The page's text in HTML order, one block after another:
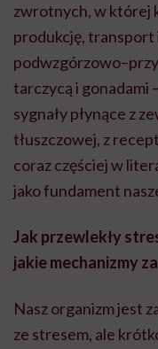
zwrotnych, w której
produkcję, transport
tarczycą i gonadami
sygnały płynące z
tłuszczowej, z
coraz częściej w
jako fundament
Jak przewlekły
jakie mechanizmy
Nasz organizm jest
ze stresem, ale